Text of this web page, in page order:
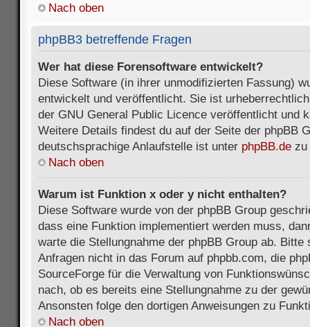
Nach oben
phpBB3 betreffende Fragen
Wer hat diese Forensoftware entwickelt?
Diese Software (in ihrer unmodifizierten Fassung)
entwickelt und veröffentlicht. Sie ist
der GNU General Public Licence veröffentlicht und
Weitere Details findest du auf der Seite der phpBB
deutschsprachige Anlaufstelle ist unter phpBB.de zu
Nach oben
Warum ist Funktion x oder y nicht enthalten?
Diese Software wurde von der phpBB Group
dass eine Funktion implementiert werden muss,
warte die Stellungnahme der phpBB Group ab. Bitte
Anfragen nicht in das Forum auf phpbb.com, die
SourceForge für die Verwaltung von
nach, ob es bereits eine Stellungnahme zu der
Ansonsten folge den dortigen Anweisungen zu
Nach oben